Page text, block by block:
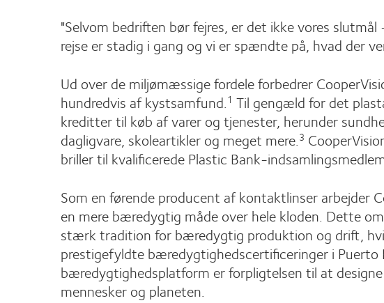
"Selvom bedriften bør fejres, er det ikke vores
rejse er stadig i gang og vi er spændte på, hvad der
Ud over de miljømæssige fordele forbedrer
hundredvis af kystsamfund.1 Til gengæld for det
kreditter til køb af varer og tjenester, herunder
dagligvare, skoleartikler og meget mere.3
briller til kvalificerede Plastic Bank-
Som en førende producent af kontaktlinser arbejder
en mere bæredygtig måde over hele kloden. Dette
stærk tradition for bæredygtig produktion og drift,
prestigefyldte bæredygtighedscertificeringer i Puerto
bæredygtighedsplatform er forpligtelsen til at
mennesker og planeten.